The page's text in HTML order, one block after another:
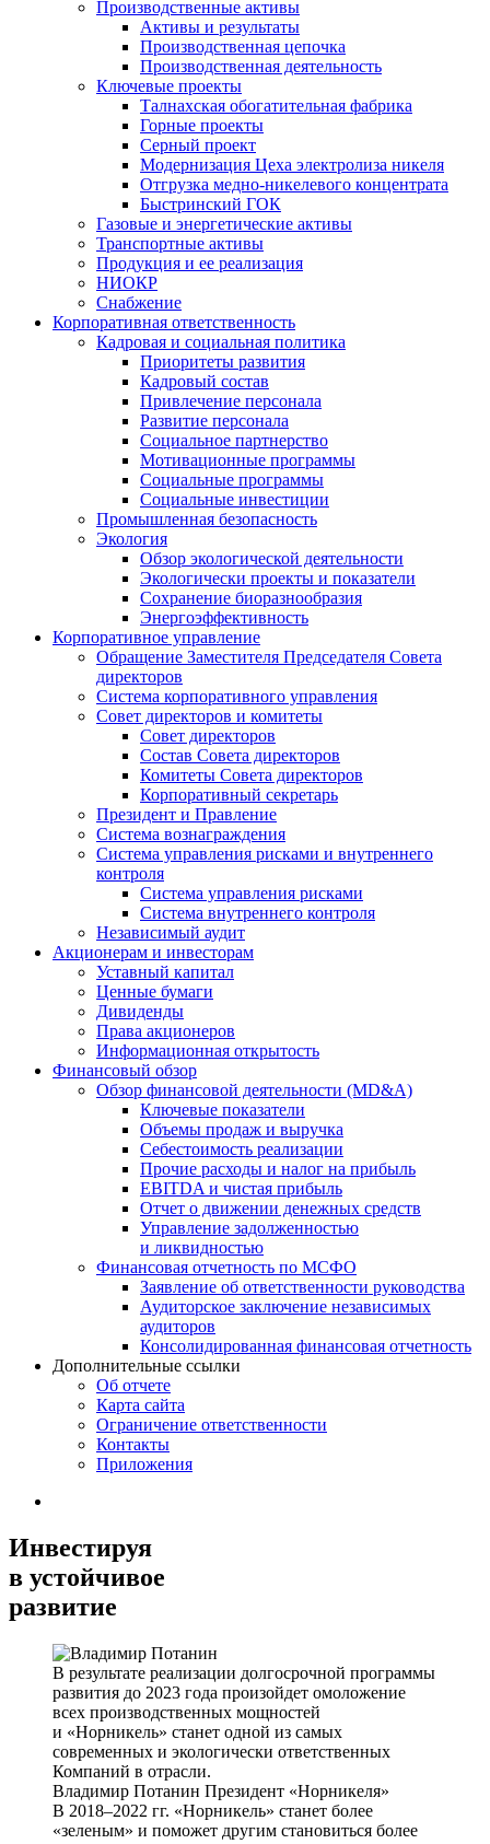
Производственные активы
Активы и результаты
Производственная цепочка
Производственная деятельность
Ключевые проекты
Талнахская обогатительная фабрика
Горные проекты
Серный проект
Модернизация Цеха электролиза никеля
Отгрузка медно-никелевого концентрата
Быстринский ГОК
Газовые и энергетические активы
Транспортные активы
Продукция и ее реализация
НИОКР
Снабжение
Корпоративная ответственность
Кадровая и социальная политика
Приоритеты развития
Кадровый состав
Привлечение персонала
Развитие персонала
Социальное партнерство
Мотивационные программы
Социальные программы
Социальные инвестиции
Промышленная безопасность
Экология
Обзор экологической деятельности
Экологически проекты и показатели
Сохранение биоразнообразия
Энергоэффективность
Корпоративное управление
Обращение Заместителя Председателя Совета
директоров
Система корпоративного управления
Совет директоров и комитеты
Совет директоров
Состав Совета директоров
Комитеты Совета директоров
Корпоративный секретарь
Президент и Правление
Система вознаграждения
Система управления рисками и внутреннего
контроля
Система управления рисками
Система внутреннего контроля
Независимый аудит
Акционерам и инвесторам
Уставный капитал
Ценные бумаги
Дивиденды
Права акционеров
Информационная открытость
Финансовый обзор
Обзор финансовой деятельности (MD&A)
Ключевые показатели
Объемы продаж и выручка
Себестоимость реализации
Прочие расходы и налог на прибыль
EBITDA и чистая прибыль
Отчет о движении денежных средств
Управление задолженностью
и ликвидностью
Финансовая отчетность по МСФО
Заявление об ответственности руководства
Аудиторское заключение независимых
аудиторов
Консолидированная финансовая отчетность
Дополнительные ссылки
Об отчете
Карта сайта
Ограничение ответственности
Контакты
Приложения
Инвестируя
в устойчивое
развитие
В результате реализации долгосрочной программы
развития до 2023 года произойдет омоложение
всех производственных мощностей
и «Норникель» станет одной из самых
современных и экологически ответственных
Компаний в отрасли.
Владимир Потанин Президент «Норникеля»
В 2018–2022 гг. «Норникель» станет более
«зеленым» и поможет другим становиться более